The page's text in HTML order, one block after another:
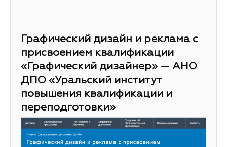
Графический дизайн и реклама с
присвоением квалификации
«Графический дизайнер» — АНО
ДПО «Уральский институт
повышения квалификации и
переподготовки»